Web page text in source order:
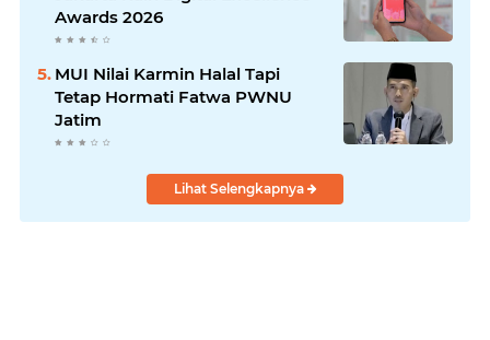
Awards 2026
MUI Nilai Karmin Halal Tapi
Tetap Hormati Fatwa PWNU
Jatim
Lihat Selengkapnya